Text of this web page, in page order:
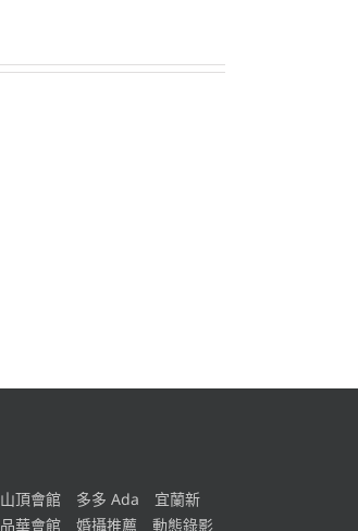
山頂會館 多多 Ada
宜蘭新
品華會館 婚攝推薦 動態錄影